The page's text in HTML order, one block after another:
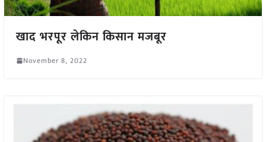
खाद भरपूर लेकिन किसान मजबूर
November 8, 2022